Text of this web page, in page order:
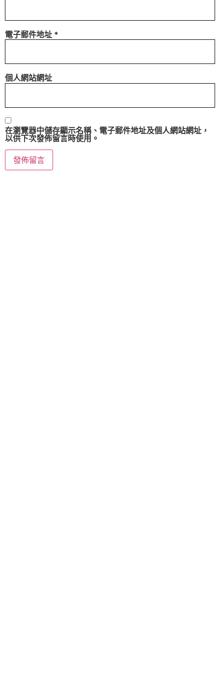
電子郵件地址 *
個人網站網址
在瀏覽器中儲存顯示名稱、電子郵件地址及個人網站網址，
以供下次發佈留言時使用。